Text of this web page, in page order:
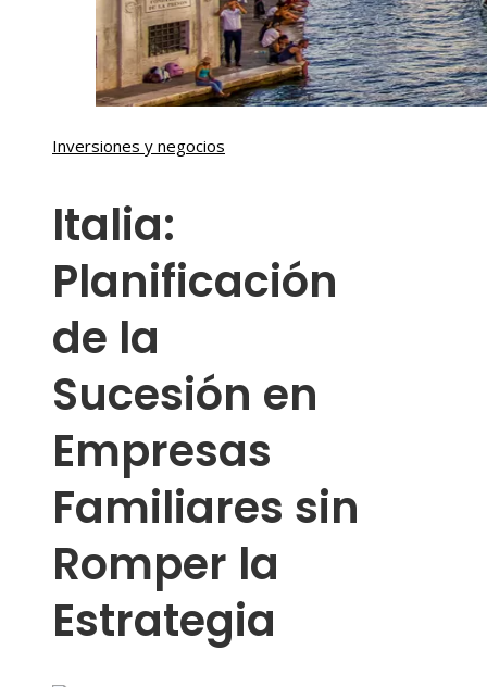
Inversiones y negocios
Italia:
Planificación
de la
Sucesión en
Empresas
Familiares sin
Romper la
Estrategia